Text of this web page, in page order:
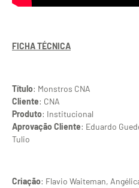
FICHA TÉCNICA
Título: Monstros CNA
Cliente: CNA
Produto: Institucional
Aprovação Cliente: Eduardo
Tulio
Criação: Flavio Waiteman,